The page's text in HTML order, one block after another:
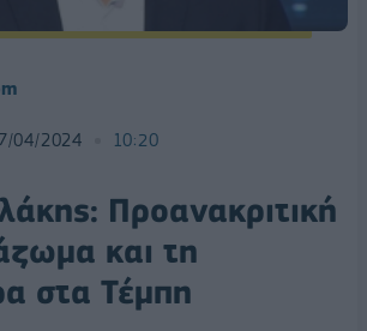
04/2024 10:20
Προανακριτική
και τη
στα Τέμπη